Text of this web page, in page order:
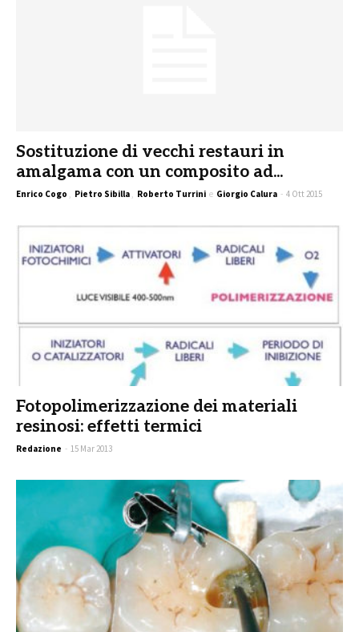
Sostituzione di vecchi restauri in
amalgama con un composito ad...
Enrico Cogo , Pietro Sibilla , Roberto Turrini e Giorgio Calura - 4 Ott 2015
Fotopolimerizzazione dei materiali
resinosi: effetti termici
Redazione - 15 Mar 2013